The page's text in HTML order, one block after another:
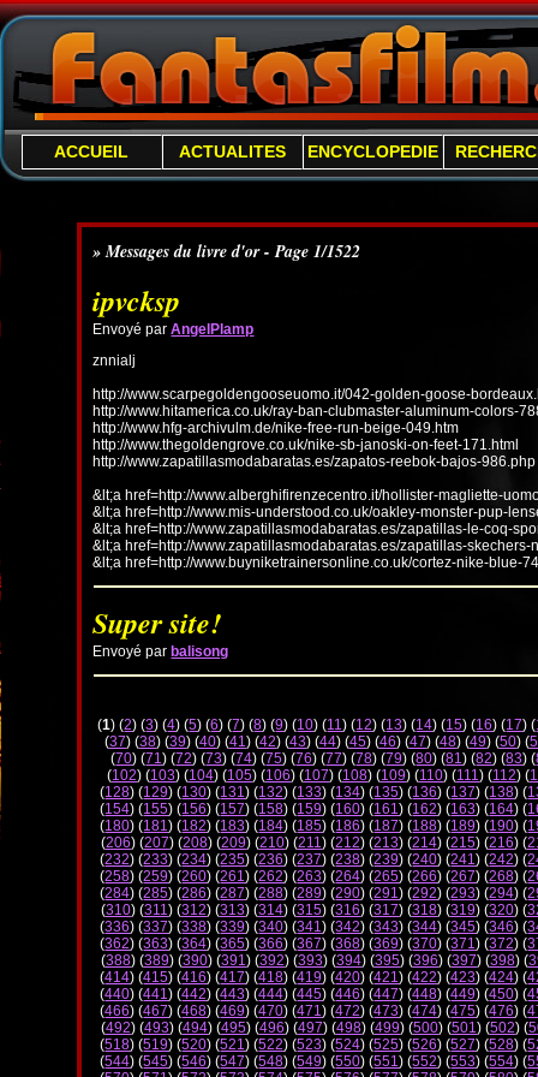
ACCUEIL ACTUALITES ENCYCLOPEDIE
» Messages du livre d'or - Page 1/1522
ipvcksp
Envoyé parAngelPlamp
znnialj
http://www.scarpegoldengooseuomo.it/042-golden-goose-
http://www.hitamerica.co.uk/ray-ban-clubmaster-aluminum-colors-
http://www.hfg-archivulm.de/nike-free-run-beige-049.htm
http://www.thegoldengrove.co.uk/nike-sb-janoski-on-feet-171.html
http://www.zapatillasmodabaratas.es/zapatos-reebok-bajos-986.php
&lt;a href=http://www.alberghifirenzecentro.it/hollister-magliette-
&lt;a href=http://www.mis-understood.co.uk/oakley-monster-pup-
&lt;a href=http://www.zapatillasmodabaratas.es/zapatillas-le-coq-
&lt;a href=http://www.zapatillasmodabaratas.es/zapatillas-
&lt;a href=http://www.buyniketrainersonline.co.uk/cortez-nike-blue-
Super site!
Envoyé par balisong
(1) (2) (3) (4) (5) (6) (7) (8) (9) (10) (11) (12) (13) (14) (15) (16) (17) (
(37) (38) (39) (40) (41) (42) (43) (44) (45) (46) (47) (48) (49) (50) (
(70) (71) (72) (73) (74) (75) (76) (77) (78) (79) (80) (81) (82) (83) (
(102) (103) (104) (105) (106) (107) (108) (109) (110) (111) (112) (
(128) (129) (130) (131) (132) (133) (134) (135) (136) (137) (138) (
(154) (155) (156) (157) (158) (159) (160) (161) (162) (163) (164) (
(180) (181) (182) (183) (184) (185) (186) (187) (188) (189) (190) (
(206) (207) (208) (209) (210) (211) (212) (213) (214) (215) (216) (
(232) (233) (234) (235) (236) (237) (238) (239) (240) (241) (242) (
(258) (259) (260) (261) (262) (263) (264) (265) (266) (267) (268) (
(284) (285) (286) (287) (288) (289) (290) (291) (292) (293) (294) (
(310) (311) (312) (313) (314) (315) (316) (317) (318) (319) (320) (
(336) (337) (338) (339) (340) (341) (342) (343) (344) (345) (346) (
(362) (363) (364) (365) (366) (367) (368) (369) (370) (371) (372) (
(388) (389) (390) (391) (392) (393) (394) (395) (396) (397) (398) (
(414) (415) (416) (417) (418) (419) (420) (421) (422) (423) (424) (
(440) (441) (442) (443) (444) (445) (446) (447) (448) (449) (450) (
(466) (467) (468) (469) (470) (471) (472) (473) (474) (475) (476) (
(492) (493) (494) (495) (496) (497) (498) (499) (500) (501) (502) (
(518) (519) (520) (521) (522) (523) (524) (525) (526) (527) (528) (
(544) (545) (546) (547) (548) (549) (550) (551) (552) (553) (554) (